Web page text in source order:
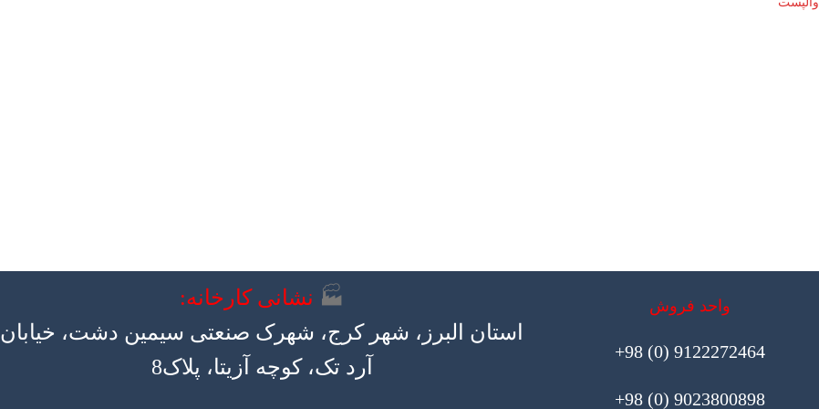
واحد فروش
9122272464 (0) 98+
9023800898 (0) 98+
🏭 نشانی کارخانه:
استان البرز، شهر کرج، شهرک صنعتی سیمین دشت، خیابان
آرد تک، کوچه آزیتا، پلاک8